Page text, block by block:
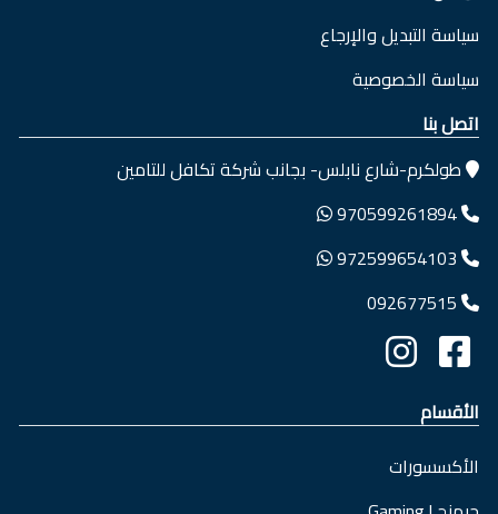
سياسة التبديل والإرجاع
سياسة الخصوصية
اتصل بنا
طولكرم-شارع نابلس- بجانب شركة تكافل للتامين
970599261894
972599654103
092677515
الأقسام
الأكسسورات